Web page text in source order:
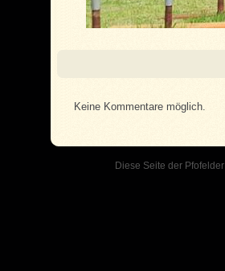
Keine Kommentare möglich.
Diese Seite der